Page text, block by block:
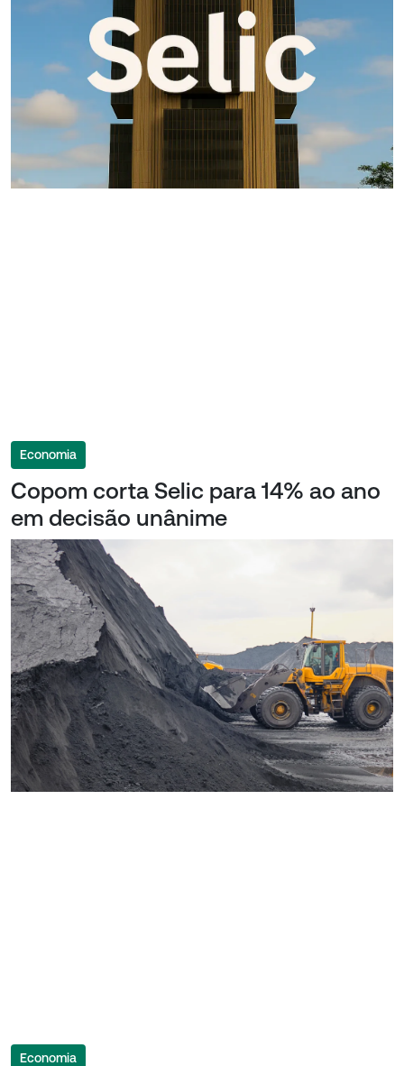
Economia
Copom corta Selic para 14% ao ano
em decisão unânime
Economia